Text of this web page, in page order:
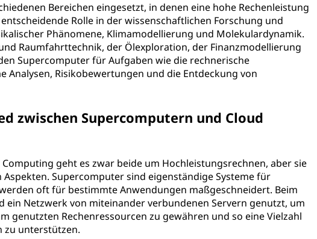
Bereichen eingesetzt, in denen eine hohe Rechenleistung
Rolle in der wissenschaftlichen Forschung und
Phänomene, Klimamodellierung und Molekulardynamik.
Raumfahrttechnik, der Ölexploration, der Finanzmodellierung
Supercomputer für Aufgaben wie die rechnerische
Analysen, Risikobewertungen und die Entdeckung von
zwischen Supercomputern und Cloud
geht es zwar beide um Hochleistungsrechnen, aber sie
Supercomputer sind eigenständige Systeme für
oft für bestimmte Anwendungen maßgeschneidert. Beim
ein Netzwerk von miteinander verbundenen Servern genutzt, um
genutzten Rechenressourcen zu gewähren und so eine Vielzahl
zu unterstützen.